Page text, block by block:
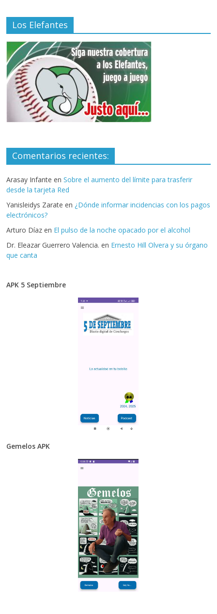
Los Elefantes
Comentarios recientes:
Arasay Infante enSobre el aumento del límite para trasferir
desde la tarjeta Red
Yanisleidys Zarate en ¿Dónde informar incidencias con los pagos
electrónicos?
Arturo Díaz en El pulso de la noche opacado por el alcohol
Dr. Eleazar Guerrero Valencia. en Ernesto Hill Olvera y su órgano
que canta
APK 5 Septiembre
Gemelos APK